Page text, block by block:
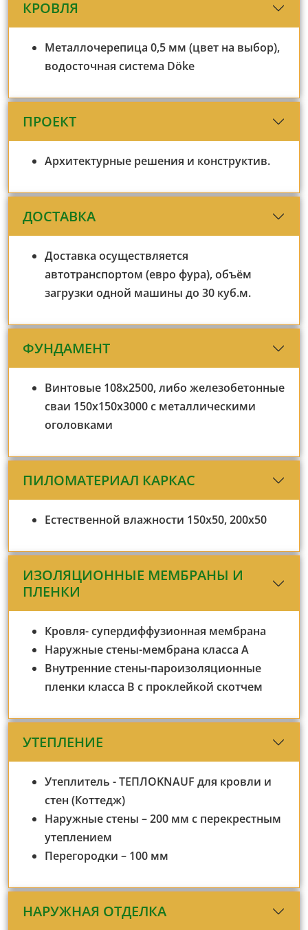
КРОВЛЯ
Металлочерепица 0,5 мм (цвет на выбор),
водосточная система Döke
ПРОЕКТ
Архитектурные решения и конструктив.
ДОСТАВКА
Доставка осуществляется
автотранспортом (евро фура), объём
загрузки одной машины до 30 куб.м.
ФУНДАМЕНТ
Винтовые 108х2500, либо железобетонные
сваи 150х150х3000 с металлическими
оголовками
ПИЛОМАТЕРИАЛ КАРКАС
Естественной влажности 150х50, 200х50
ИЗОЛЯЦИОННЫЕ МЕМБРАНЫ И
ПЛЕНКИ
Кровля- супердиффузионная мембрана
Наружные стены-мембрана класса А
Внутренние стены-пароизоляционные
пленки класса В с проклейкой скотчем
УТЕПЛЕНИЕ
Утеплитель - ТЕПЛОKNAUF для кровли и
стен (Коттедж)
Наружные стены – 200 мм с перекрестным
утеплением
Перегородки – 100 мм
НАРУЖНАЯ ОТДЕЛКА